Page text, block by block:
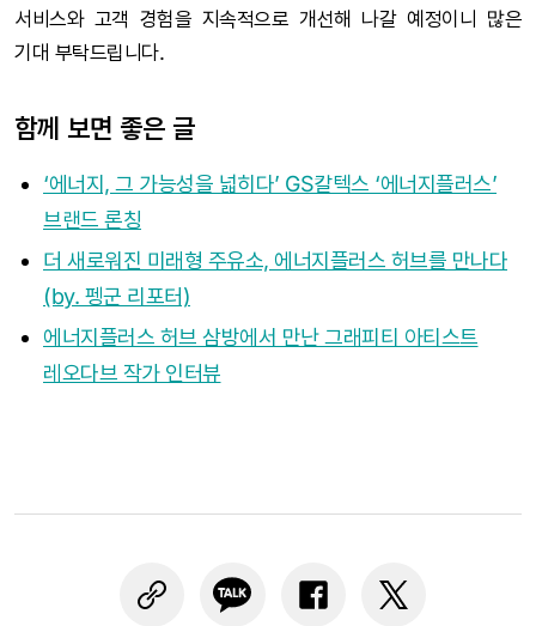
서비스와 고객 경험을 지속적으로 개선해 나갈 예정이니 많은
기대 부탁드립니다.
함께 보면 좋은 글
‘에너지, 그 가능성을 넓히다’ GS칼텍스 ‘에너지플러스’
브랜드 론칭
더 새로워진 미래형 주유소, 에너지플러스 허브를 만나다
(by. 펭군 리포터)
에너지플러스 허브 삼방에서 만난 그래피티 아티스트
레오다브 작가 인터뷰